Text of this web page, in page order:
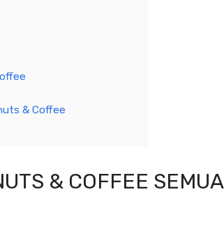
& Coffee
& COFFEE SEMUA